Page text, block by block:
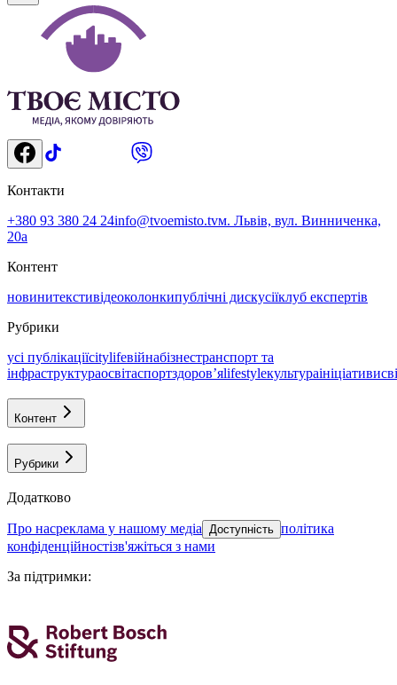
Контакти
+380 93 380 24 24info@tvoemisto.tvм. Львів, вул. Винниченка,
20а
Контент
новинитекстивідеоколонкипублічні дискусіїклуб експертів
Рубрики
усі публікаціїcitylifeвійнабізнестранспорт та
інфраструктураосвітаспортздоровʼяlifestyleкультураініціативи
Контент
Рубрики
Додатково
про насреклама у нашому медіа Доступність політика
конфіденційностізв'яжіться з нами
За підтримки: